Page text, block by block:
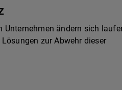
Unternehmen ändern sich
zur Abwehr dieser